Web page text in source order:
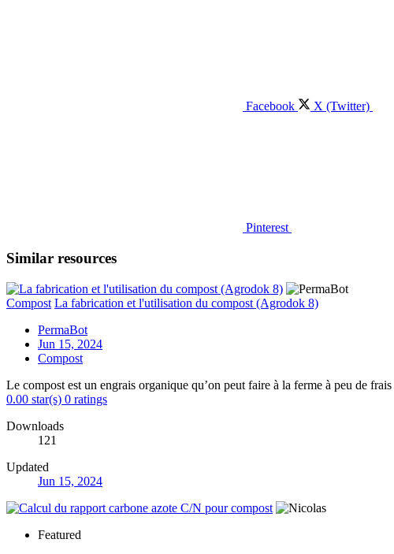
Facebook X (Twitter)
Pinterest
Similar resources
Compost La fabrication et l'utilisation du compost (Agrodok 8)
PermaBot
Jun 15, 2024
Compost
Le compost est un engrais organique qu’on peut faire à la ferme à peu de frais
0.00 star(s) 0 ratings
Downloads
121
Updated
Jun 15, 2024
Featured